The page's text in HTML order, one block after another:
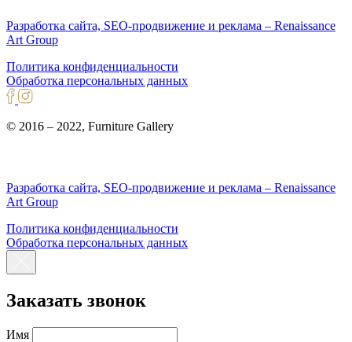
Разработка сайта, SEO-продвижение и реклама – Renaissance
Art Group
Политика конфиденциальности
Обработка персональных данных
© 2016 – 2022, Furniture Gallery
Разработка сайта, SEO-продвижение и реклама – Renaissance
Art Group
Политика конфиденциальности
Обработка персональных данных
Заказать звонок
Имя